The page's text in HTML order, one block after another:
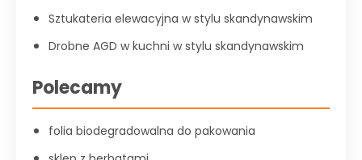
Sztukateria elewacyjna w stylu skandynawskim
Drobne AGD w kuchni w stylu skandynawskim
Polecamy
folia biodegradowalna do pakowania